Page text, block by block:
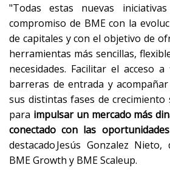
"Todas estas nuevas
compromiso de BME con la
de capitales y con el objetivo de
herramientas más sencillas,
necesidades. Facilitar el acceso
barreras de entrada y
sus distintas fases de crecimiento
para impulsar un mercado más
conectado con las
destacado Jesús Gonzalez
BME Growth y BME Scaleup.